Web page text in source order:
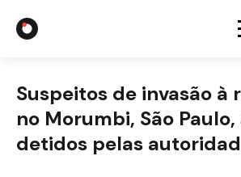
Suspeitos de invasão à
no Morumbi, São Paulo,
detidos pelas